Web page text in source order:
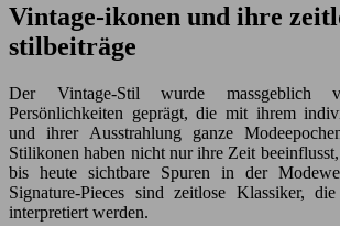
Vintage-ikonen und ihre
stilbeiträge
Der Vintage-Stil wurde massgeblich
Persönlichkeiten geprägt, die mit ihrem
und ihrer Ausstrahlung ganze
Stilikonen haben nicht nur ihre Zeit
bis heute sichtbare Spuren in der
Signature-Pieces sind zeitlose Klassiker,
interpretiert werden.